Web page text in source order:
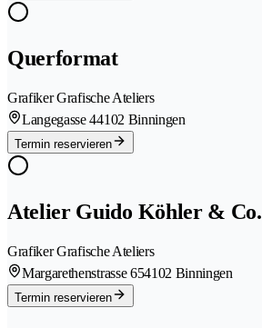
Querformat
Grafiker Grafische Ateliers
Langegasse 44102 Binningen
Termin reservieren
Atelier Guido Köhler & Co.
Grafiker Grafische Ateliers
Margarethenstrasse 654102 Binningen
Termin reservieren